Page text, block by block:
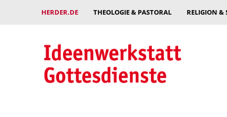
HERDER.DE THEOLOGIE & PASTORAL RELIGION &